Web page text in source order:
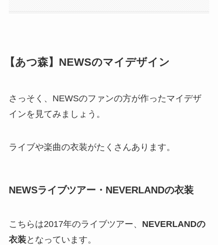
【あつ森】NEWSのマイデザイン
さっそく、NEWSのファンの方が作ったマイデザ
インを見てみましょう。
ライブや楽曲の衣装がたくさんあります。
NEWSライブツアー・NEVERLANDの衣装
こちらは2017年のライブツアー、 NEVERLANDの
衣装となっています。